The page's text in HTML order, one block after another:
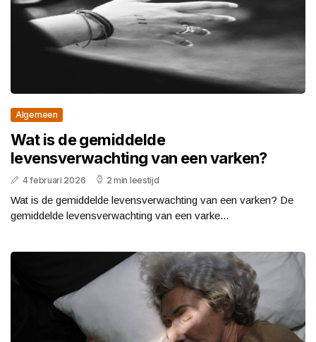
Algemeen
Wat is de gemiddelde
levensverwachting van een varken?
4 februari 2026 2 min leestijd
Wat is de gemiddelde levensverwachting van een varken? De
gemiddelde levensverwachting van een varke...